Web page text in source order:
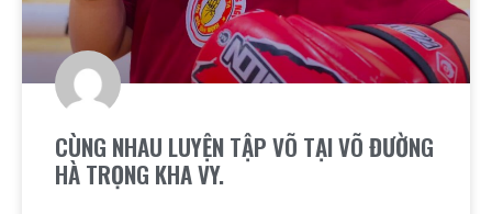
CÙNG NHAU LUYỆN TẬP VÕ TẠI VÕ ĐƯỜNG
HÀ TRỌNG KHA VY.